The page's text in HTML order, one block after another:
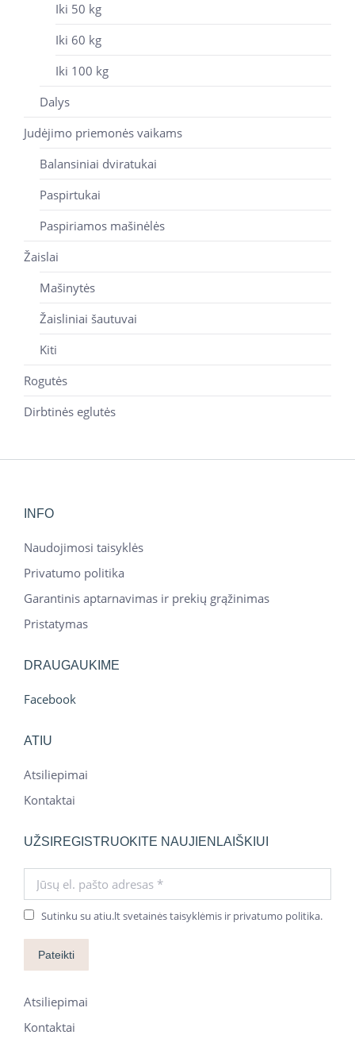
Iki 50 kg
Iki 60 kg
Iki 100 kg
Dalys
Judėjimo priemonės vaikams
Balansiniai dviratukai
Paspirtukai
Paspiriamos mašinėlės
Žaislai
Mašinytės
Žaisliniai šautuvai
Kiti
Rogutės
Dirbtinės eglutės
INFO
Naudojimosi taisyklės
Privatumo politika
Garantinis aptarnavimas ir prekių grąžinimas
Pristatymas
DRAUGAUKIME
Facebook
ATIU
Atsiliepimai
Kontaktai
UŽSIREGISTRUOKITE NAUJIENLAIŠKIUI
Jūsų el. pašto adresas *
Sutinku su atiu.lt svetainės taisyklėmis ir privatumo politika.
Pateikti
Atsiliepimai
Kontaktai